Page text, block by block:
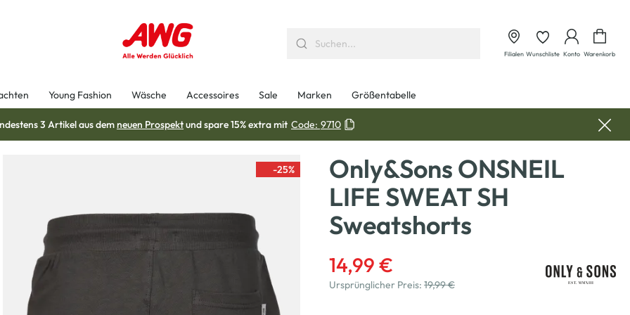
Filialen Wunschliste Konto Warenkorb
Young Fashion Wäsche Accessoires Sale Marken Größentabelle
3 Artikel aus demneuen Prospektund spare 15% extra mit Code: 9710
-25%
Only&Sons ONSNEIL
LIFE SWEAT SH
Sweatshorts
14,99 €
Ursprünglicher Preis: 19,99 €